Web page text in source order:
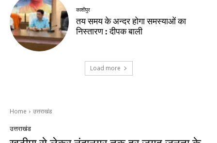
काशीपुर
तय समय के अन्दर होगा समस्याओं का
निस्तारण : दीपक बाली
Load more